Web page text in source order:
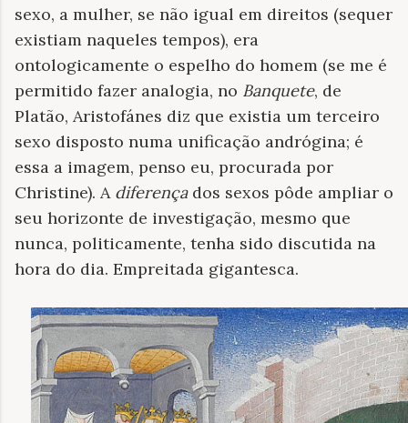
sexo, a mulher, se não igual em direitos (sequer
existiam naqueles tempos), era
ontologicamente o espelho do homem (se me é
permitido fazer analogia, no Banquete, de
Platão, Aristofánes diz que existia um terceiro
sexo disposto numa unificação andrógina; é
essa a imagem, penso eu, procurada por
Christine). A diferençados sexos pôde ampliar o
seu horizonte de investigação, mesmo que
nunca, politicamente, tenha sido discutida na
hora do dia. Empreitada gigantesca.